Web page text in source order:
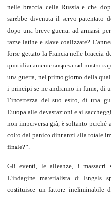
nelle braccia della Russia e che
sarebbe divenuta il servo patentato
dopo una breve guerra, ad armarsi
razze latine e slave coalizzate?
forse gettato la Francia nelle braccia
quotidianamente sospesa sul nostro
una guerra, nel primo giorno della
i principi se ne andranno in fumo, di
l’incertezza del suo esito, di una
Europa alle devastazioni e ai
non imperversa già, è soltanto
colto dal panico dinnanzi alla totale
finale?”.
Gli eventi, le alleanze, i massacri
L'indagine materialista di Engels
costituisce un fattore ineliminabile